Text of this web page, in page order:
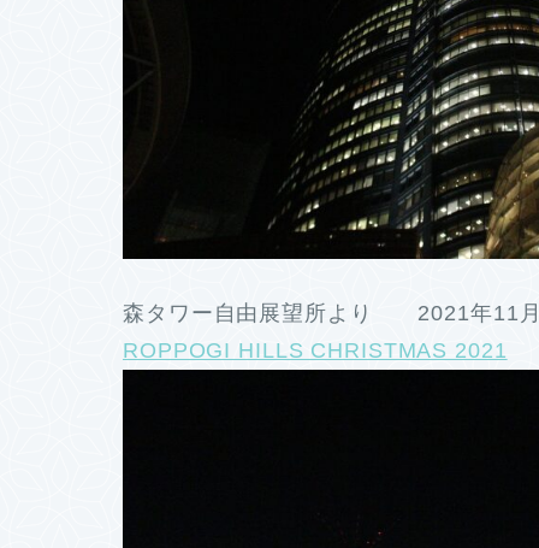
森タワー自由展望所より 2021年11
ROPPOGI HILLS CHRISTMAS 2021